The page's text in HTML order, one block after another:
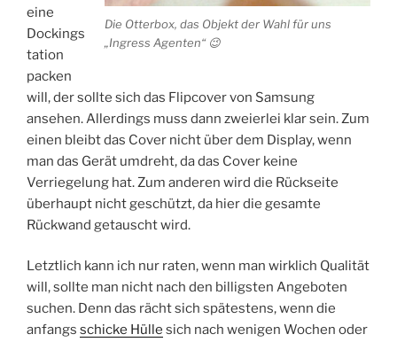
Die Otterbox, das Objekt der Wahl für uns
„Ingress Agenten“ 😉
eine
Dockings
tation
packen
will, der sollte sich das Flipcover von Samsung
ansehen. Allerdings muss dann zweierlei klar sein. Zum
einen bleibt das Cover nicht über dem Display, wenn
man das Gerät umdreht, da das Cover keine
Verriegelung hat. Zum anderen wird die Rückseite
überhaupt nicht geschützt, da hier die gesamte
Rückwand getauscht wird.
Letztlich kann ich nur raten, wenn man wirklich Qualität
will, sollte man nicht nach den billigsten Angeboten
suchen. Denn das rächt sich spätestens, wenn die
anfangs schicke Hülle sich nach wenigen Wochen oder